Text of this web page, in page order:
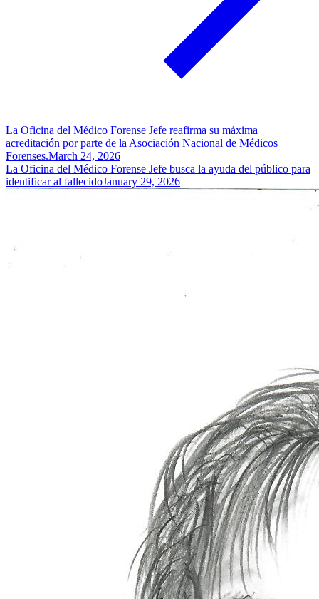
La Oficina del Médico Forense Jefe reafirma su máxima
acreditación por parte de la Asociación Nacional de Médicos
Forenses.March 24, 2026
La Oficina del Médico Forense Jefe busca la ayuda del público para
identificar al fallecidoJanuary 29, 2026